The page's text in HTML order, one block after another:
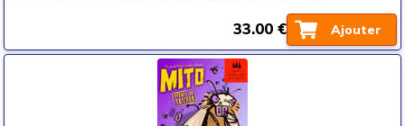
Ajouter
33.00 €